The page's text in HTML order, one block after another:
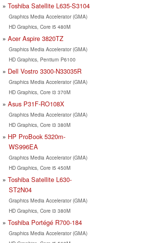
Toshiba Satellite L635-S3104
Graphics Media Accelerator (GMA)
HD Graphics, Core i5 480M
Acer Aspire 3820TZ
Graphics Media Accelerator (GMA)
HD Graphics, Pentium P6100
Dell Vostro 3300-N33035R
Graphics Media Accelerator (GMA)
HD Graphics, Core i3 370M
Asus P31F-RO108X
Graphics Media Accelerator (GMA)
HD Graphics, Core i3 380M
HP ProBook 5320m-
WS996EA
Graphics Media Accelerator (GMA)
HD Graphics, Core i5 450M
Toshiba Satellite L630-
ST2N04
Graphics Media Accelerator (GMA)
HD Graphics, Core i3 380M
Toshiba Portégé R700-184
Graphics Media Accelerator (GMA)